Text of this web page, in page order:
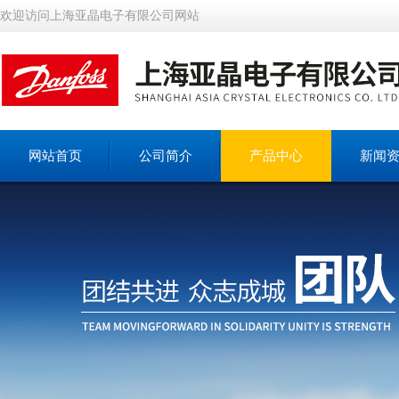
欢迎访问上海亚晶电子有限公司网站
网站首页 公司简介 产品中心 新闻